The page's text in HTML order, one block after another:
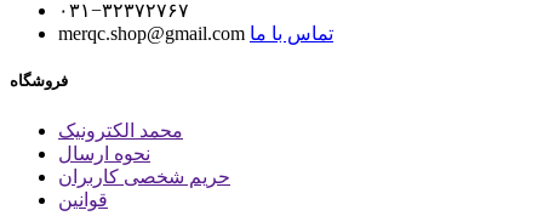
۰۳۱−۳۲۳۷۲۷۶۷
merqc.shop@gmail.com تماس با ما
فروشگاه
محمد الکترونیک
نحوه ارسال
حریم شخصی کاربران
قوانین